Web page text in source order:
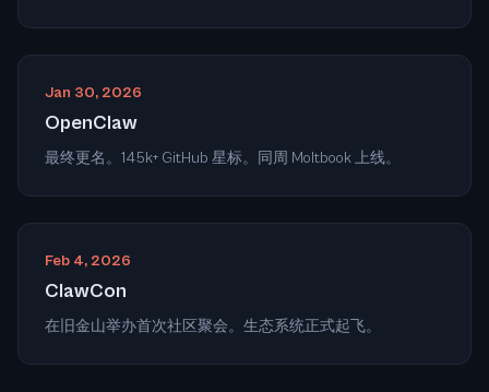
Jan 30, 2026
OpenClaw
最终更名。145k+ GitHub 星标。同周 Moltbook 上线。
Feb 4, 2026
ClawCon
在旧金山举办首次社区聚会。生态系统正式起飞。